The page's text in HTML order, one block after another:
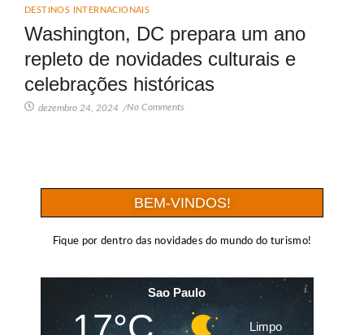
DESTINOS INTERNACIONAIS
Washington, DC prepara um ano
repleto de novidades culturais e
celebrações históricas
dezembro 24, 2024 /No Comments
BEM-VINDOS!
Fique por dentro das novidades do mundo do turismo!
Sao Paulo
Limpo